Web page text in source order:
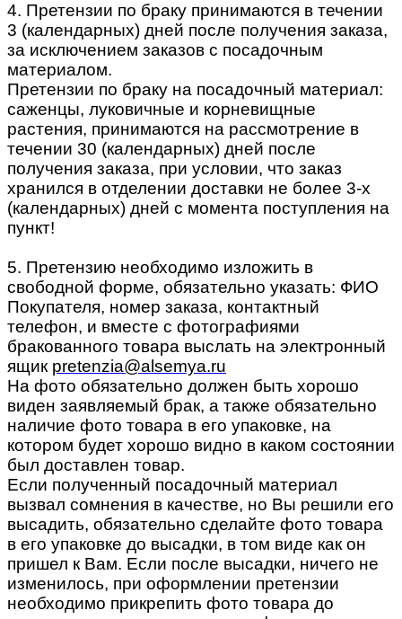
4. Претензии по браку принимаются в течении
3 (календарных) дней после получения заказа,
за исключением заказов с посадочным
материалом.
Претензии по браку на посадочный материал:
саженцы, луковичные и корневищные
растения, принимаются на рассмотрение в
течении 30 (календарных) дней после
получения заказа, при условии, что заказ
хранился в отделении доставки не более 3-х
(календарных) дней с момента поступления на
пункт!
5. Претензию необходимо изложить в
свободной форме, обязательно указать: ФИО
Покупателя, номер заказа, контактный
телефон, и вместе с фотографиями
бракованного товара выслать на электронный
ящик pretenzia@alsemya.ru
На фото обязательно должен быть хорошо
виден заявляемый брак, а также обязательно
наличие фото товара в его упаковке, на
котором будет хорошо видно в каком состоянии
был доставлен товар.
Если полученный посадочный материал
вызвал сомнения в качестве, но Вы решили его
высадить, обязательно сделайте фото товара
в его упаковке до высадки, в том виде как он
пришел к Вам. Если после высадки, ничего не
изменилось, при оформлении претензии
необходимо прикрепить фото товара до